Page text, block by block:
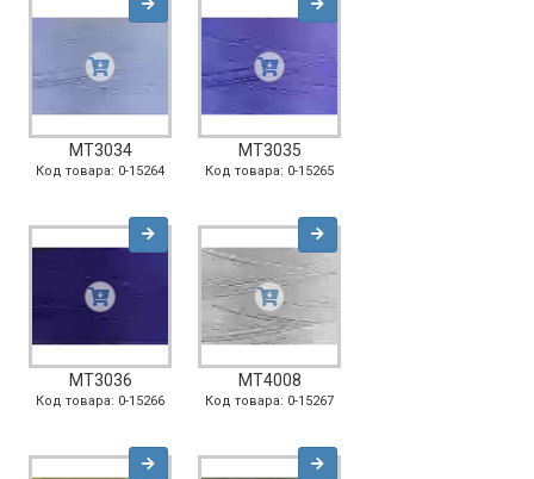
MT3034
Код товара: 0-15264
MT3035
Код товара: 0-15265
MT3036
Код товара: 0-15266
MT4008
Код товара: 0-15267